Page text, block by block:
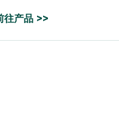
往产品 >>